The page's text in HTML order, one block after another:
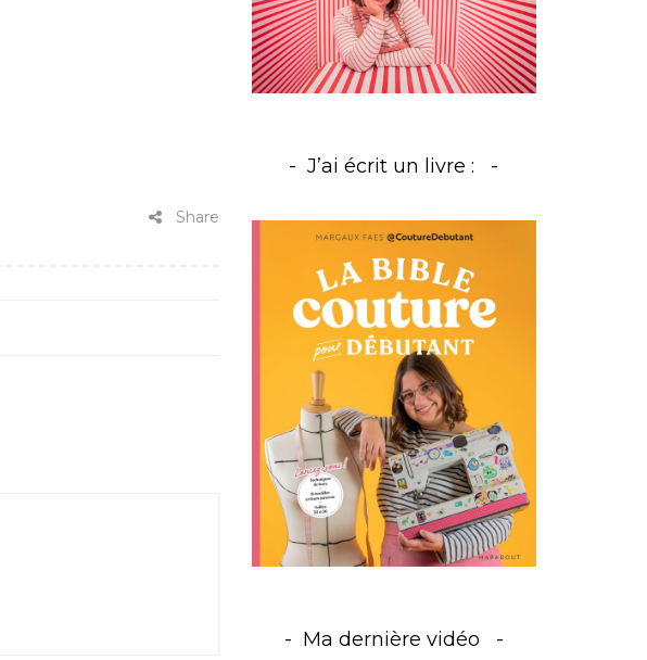
Share
J’ai écrit un livre :
Ma dernière vidéo